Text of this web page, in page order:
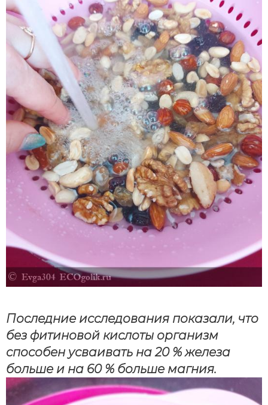
Последние исследования показали, что
без фитиновой кислоты организм
способен усваивать на 20 % железа
больше и на 60 % больше магния.